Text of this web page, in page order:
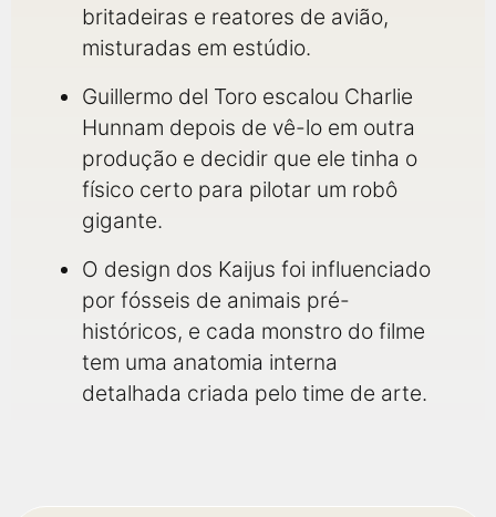
britadeiras e reatores de avião,
misturadas em estúdio.
Guillermo del Toro escalou Charlie
Hunnam depois de vê-lo em outra
produção e decidir que ele tinha o
físico certo para pilotar um robô
gigante.
O design dos Kaijus foi influenciado
por fósseis de animais pré-
históricos, e cada monstro do filme
tem uma anatomia interna
detalhada criada pelo time de arte.